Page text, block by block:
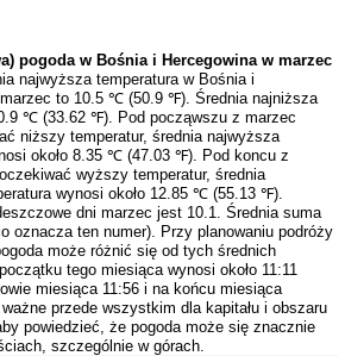
pogoda w Bośnia i Hercegowina w marzec
najwyższa temperatura w Bośnia i
marzec to 10.5 ℃ (50.9 ℉). Średnia najniższa
℃ (33.62 ℉). Pod począwszu z marzec
niższy temperatur, średnia najwyższa
około 8.35 ℃ (47.03 ℉). Pod koncu z
wyższy temperatur, średnia
wynosi około 12.85 ℃ (55.13 ℉).
dni marzec jest 10.1. Średnia suma
oznacza ten numer). Przy planowaniu podróży
może różnić się od tych średnich
tego miesiąca wynosi około 11:11
miesiąca 11:56 i na końcu miesiąca
przede wszystkim dla kapitału i obszaru
powiedzieć, że pogoda może się znacznie
szczególnie w górach.